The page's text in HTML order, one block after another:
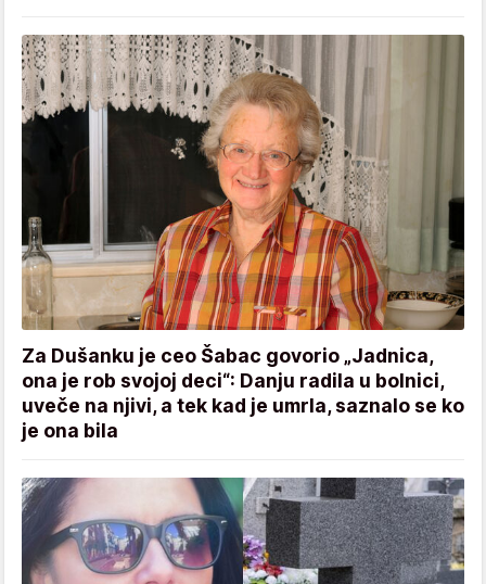
Za Dušanku je ceo Šabac govorio „Jadnica,
ona je rob svojoj deci“: Danju radila u bolnici,
uveče na njivi, a tek kad je umrla, saznalo se ko
je ona bila